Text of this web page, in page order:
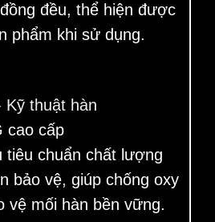
đều, thể hiện được
phẩm khi sử dụng.
cao cấp
tiêu chuẩn chất lượng
bảo vệ, giúp chống oxy
vệ mối hàn bền vững.